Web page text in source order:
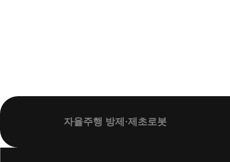
자율주행 방제·제초로봇